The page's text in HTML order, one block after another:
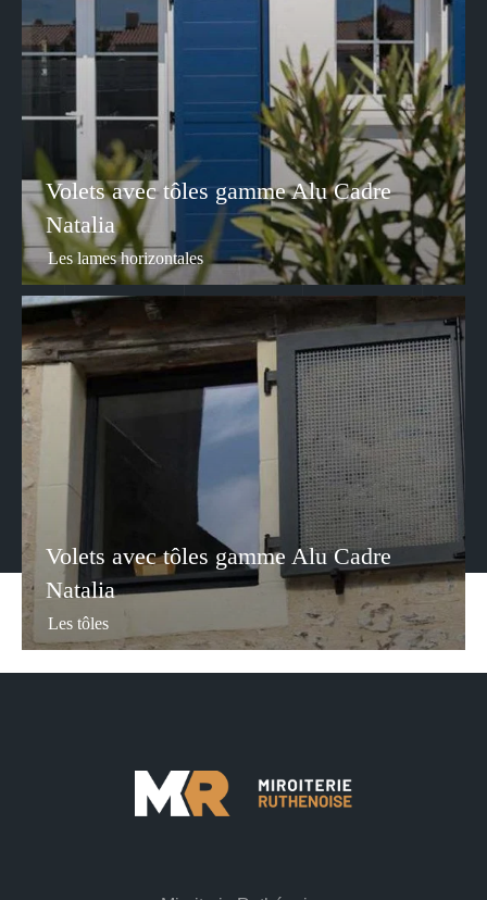
Volets avec tôles gamme Alu Cadre
Natalia
Les lames horizontales
Volets avec tôles gamme Alu Cadre
Natalia
Les tôles
Besoin d’un conseil, d’un renseignement ?